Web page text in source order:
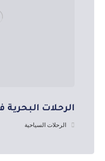
الرحلات
الرحلات السياحية